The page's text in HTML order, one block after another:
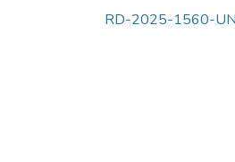
RD-2025-1560-